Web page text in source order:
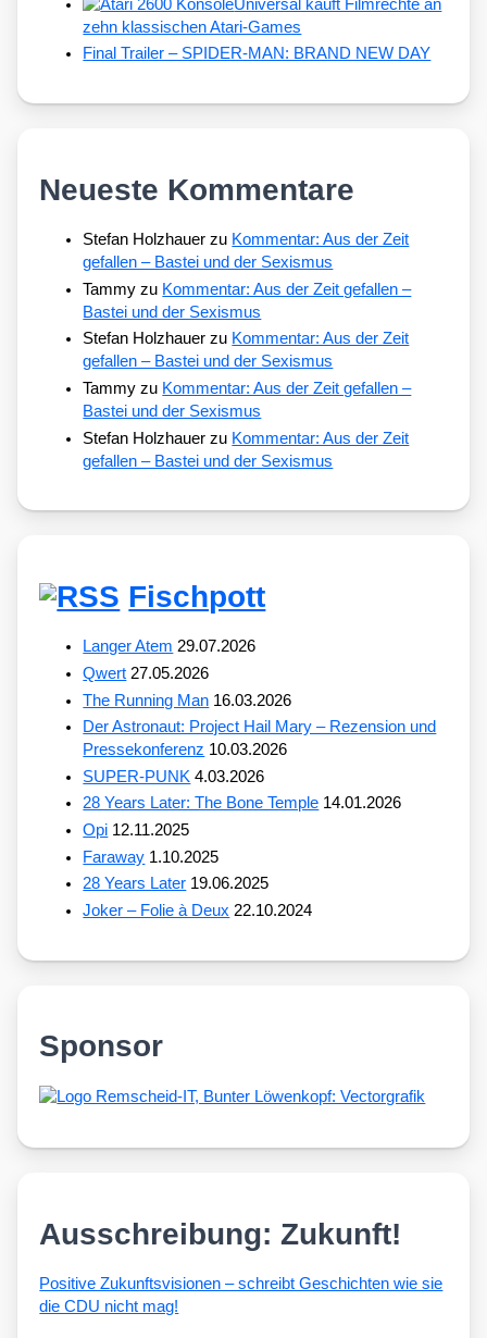
Universal kauft Filmrechte an
zehn klassischen Atari-Games
Final Trailer – SPIDER-MAN: BRAND NEW DAY
Neueste Kommentare
Stefan Holzhauer zu Kommentar: Aus der Zeit
gefallen – Bastei und der Sexismus
Tammy zu Kommentar: Aus der Zeit gefallen –
Bastei und der Sexismus
Stefan Holzhauer zu Kommentar: Aus der Zeit
gefallen – Bastei und der Sexismus
Tammy zu Kommentar: Aus der Zeit gefallen –
Bastei und der Sexismus
Stefan Holzhauer zu Kommentar: Aus der Zeit
gefallen – Bastei und der Sexismus
Fischpott
Langer Atem 29.07.2026
Qwert 27.05.2026
The Running Man 16.03.2026
Der Astronaut: Project Hail Mary – Rezension und
Pressekonferenz 10.03.2026
SUPER-PUNK 4.03.2026
28 Years Later: The Bone Temple 14.01.2026
Opi 12.11.2025
Faraway 1.10.2025
28 Years Later 19.06.2025
Joker – Folie à Deux 22.10.2024
Sponsor
Ausschreibung: Zukunft!
Posi­ti­ve Zukunfts­vi­sio­nen – schreibt Geschich­ten wie sie
die CDU nicht mag!